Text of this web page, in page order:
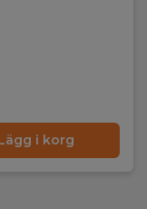
i korg